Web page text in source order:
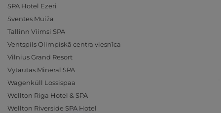
SPA Hotel Ezeri
Sventes Muiža
Tallinn Viimsi SPA
Ventspils Olimpiskā centra viesnīca
Vilnius Grand Resort
Vytautas Mineral SPA
Wagenküll Lossispaa
Wellton Riga Hotel & SPA
Wellton Riverside SPA Hotel